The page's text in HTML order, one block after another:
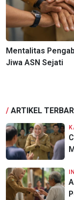
Mentalitas
Jiwa ASN Sejati
/ ARTIKEL